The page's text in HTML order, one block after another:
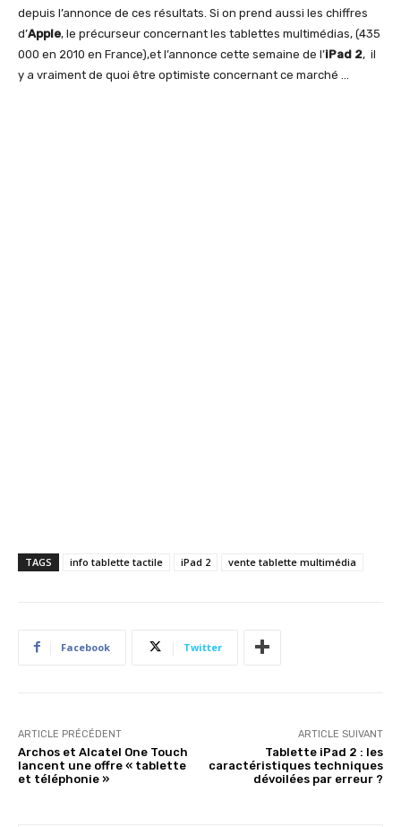
depuis l’annonce de ces résultats. Si on prend aussi les chiffres
d’Apple, le précurseur concernant les tablettes multimédias, (435
000 en 2010 en France),et l’annonce cette semaine de l’iPad 2, il
y a vraiment de quoi être optimiste concernant ce marché …
TAGS info tablette tactile iPad 2 vente tablette multimédia
Facebook Twitter
ARTICLE PRÉCÉDENT
Archos et Alcatel One Touch
lancent une offre « tablette
et téléphonie »
ARTICLE SUIVANT
Tablette iPad 2 : les
caractéristiques techniques
dévoilées par erreur ?